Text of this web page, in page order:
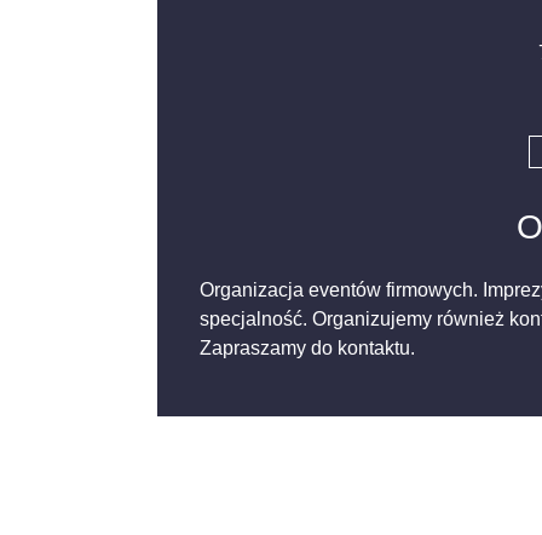
Organizacja eventów firmowych.
specjalność. Organizujemy również
Zapraszamy do kontaktu.